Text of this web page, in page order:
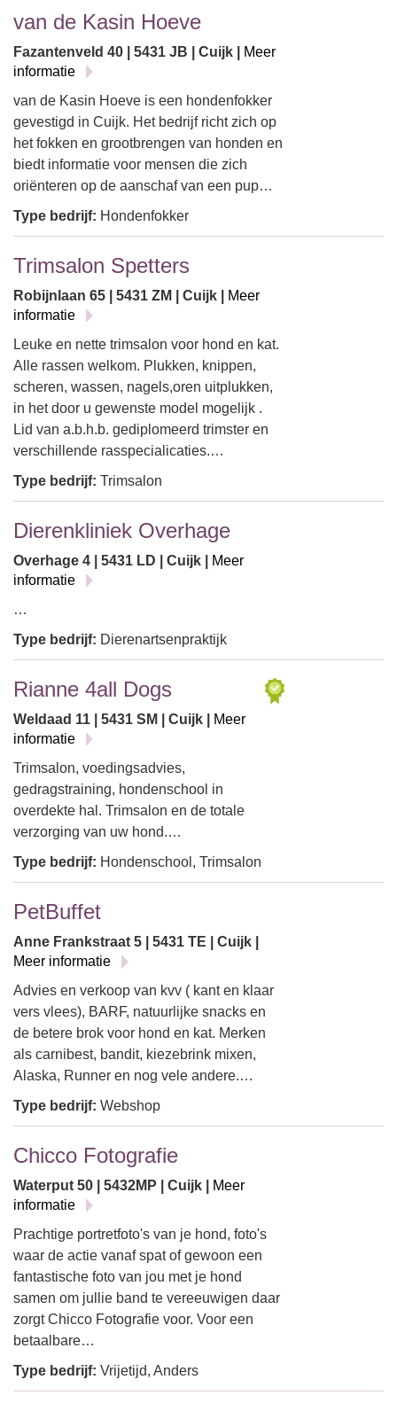
van de Kasin Hoeve
Fazantenveld 40 | 5431 JB | Cuijk |
Meer
informatie
van de Kasin Hoeve is een hondenfokker
gevestigd in Cuijk. Het bedrijf richt zich op
het fokken en grootbrengen van honden en
biedt informatie voor mensen die zich
oriënteren op de aanschaf van een pup…
Type bedrijf: Hondenfokker
Trimsalon Spetters
Robijnlaan 65 | 5431 ZM | Cuijk |
Meer
informatie
Leuke en nette trimsalon voor hond en kat.
Alle rassen welkom. Plukken, knippen,
scheren, wassen, nagels,oren uitplukken,
in het door u gewenste model mogelijk .
Lid van a.b.h.b. gediplomeerd trimster en
verschillende rasspecialicaties.…
Type bedrijf: Trimsalon
Dierenkliniek Overhage
Overhage 4 | 5431 LD | Cuijk |
Meer
informatie
…
Type bedrijf: Dierenartsenpraktijk
Rianne 4all Dogs
Weldaad 11 | 5431 SM | Cuijk |
Meer
informatie
Trimsalon, voedingsadvies,
gedragstraining, hondenschool in
overdekte hal. Trimsalon en de totale
verzorging van uw hond.…
Type bedrijf: Hondenschool, Trimsalon
PetBuffet
Anne Frankstraat 5 | 5431 TE | Cuijk |
Meer informatie
Advies en verkoop van kvv ( kant en klaar
vers vlees), BARF, natuurlijke snacks en
de betere brok voor hond en kat. Merken
als carnibest, bandit, kiezebrink mixen,
Alaska, Runner en nog vele andere.…
Type bedrijf: Webshop
Chicco Fotografie
Waterput 50 | 5432MP | Cuijk |
Meer
informatie
Prachtige portretfoto's van je hond, foto's
waar de actie vanaf spat of gewoon een
fantastische foto van jou met je hond
samen om jullie band te vereeuwigen daar
zorgt Chicco Fotografie voor. Voor een
betaalbare…
Type bedrijf: Vrijetijd, Anders